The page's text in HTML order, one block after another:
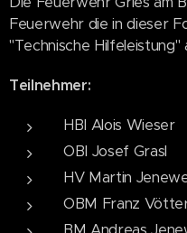
Feuerwehr die in dieser
"Technische
Teilnehmer:
HBI Alois Wieser
OBI Josef Grasl
HV Martin
OBM Franz